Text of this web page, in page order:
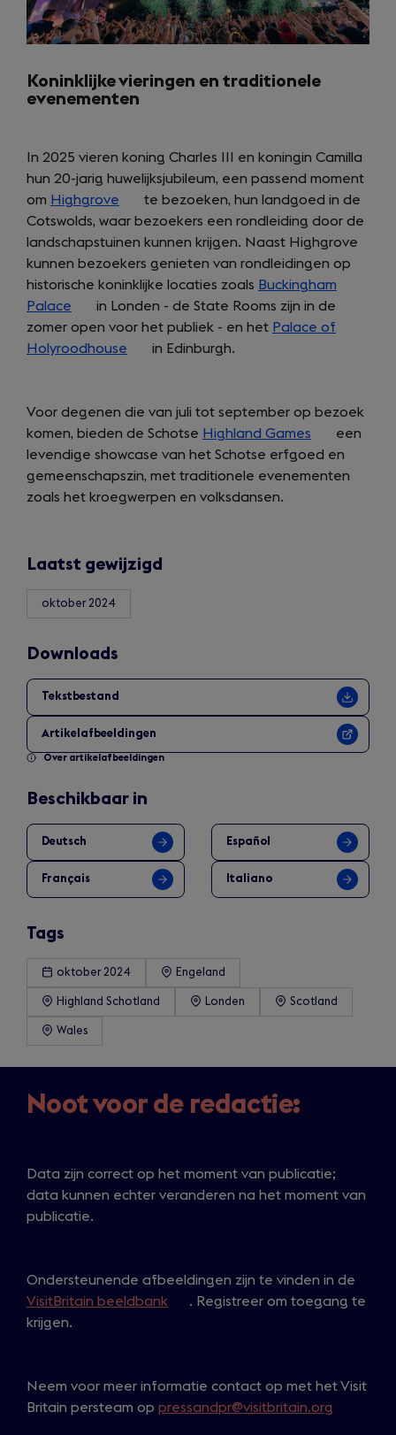
Koninklijke vieringen en traditionele
evenementen
In 2025 vieren koning Charles III en koningin Camilla
hun 20-jarig huwelijksjubileum, een passend moment
om Highgrove (opens
in
a
new
tab)
te bezoeken, hun landgoed in de
Cotswolds, waar bezoekers een rondleiding door de
landschapstuinen kunnen krijgen. Naast Highgrove
kunnen bezoekers genieten van rondleidingen op
historische koninklijke locaties zoals Buckingham
Palace (opens
in
a
in Londen - de State Rooms zijn in de
zomer open voor het publiek - en het Palace of
Holyroodhouse (opens
new
tab)
in Edinburgh.
Voor degenen die van juli tot september op bezoek
komen, bieden de Schotse Highland Games (opens
in
a
een
levendige showcase van het Schotse erfgoed en
gemeenschapszin, met traditionele evenementen
zoals het kroegwerpen en volksdansen.
Laatst gewijzigd
oktober 2024
Downloads
Tekstbestand
Artikelafbeeldingen
Over artikelafbeeldingen
Beschikbaar in
Deutsch Español
Français Italiano
Tags
oktober 2024 Engeland
Highland Schotland Londen Scotland
Wales
Noot voor de redactie:
Data zijn correct op het moment van publicatie;
data kunnen echter veranderen na het moment van
publicatie.
Ondersteunende afbeeldingen zijn te vinden in de
VisitBritain beeldbank
n
s
. Registreer om toegang te
krijgen.
Neem voor meer informatie contact op met het Visit
Britain persteam op pressandpr@visitbritain.org